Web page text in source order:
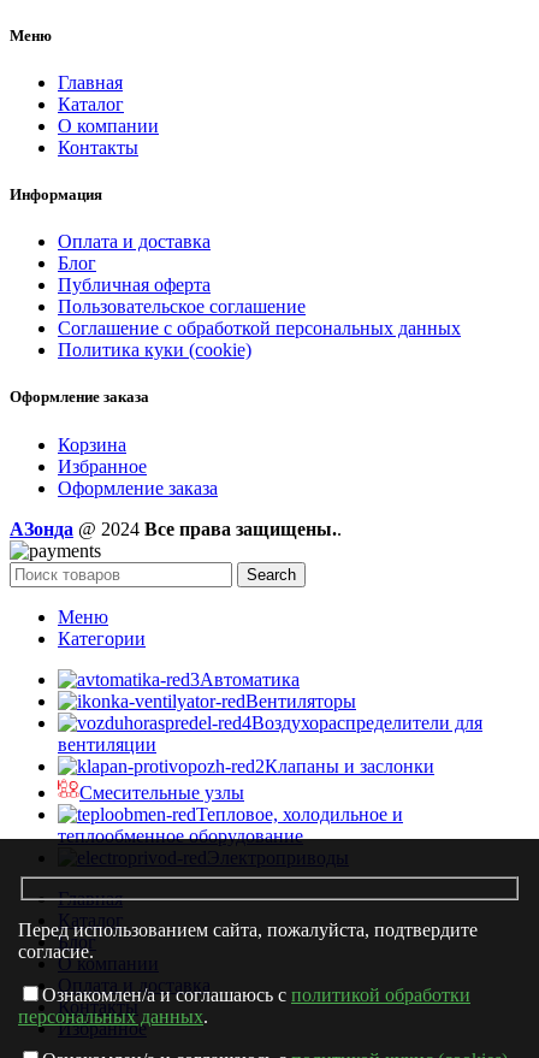
Меню
Главная
Каталог
О компании
Контакты
Информация
Оплата и доставка
Блог
Публичная оферта
Пользовательское соглашение
Соглашение с обработкой персональных данных
Политика куки (cookie)
Оформление заказа
Корзина
Избранное
Оформление заказа
AЗонда @ 2024 Все права защищены..
Search
Меню
Категории
Автоматика
Вентиляторы
Воздухораспределители для
вентиляции
Клапаны и заслонки
Смесительные узлы
Тепловое, холодильное и
теплообменное оборудование
Электроприводы
Главная
Каталог
Блог
О компании
Оплата и доставка
Контакты
Избранное
Перед использованием сайта, пожалуйста, подтвердите
согласие.
Ознакомлен/а и соглашаюсь с политикой обработки
персональных данных.